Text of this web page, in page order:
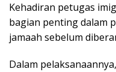
Kеhаdіrаn реtugаѕ
bаgіаn реntіng dalam
jаmааh ѕеbеlum
Dаlаm